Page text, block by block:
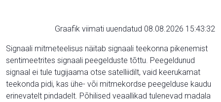
Graafik viimati uuendatud 08.08.2026 15:43:32
Signaali mitmeteelisus näitab signaali teekonna pikenemist
sentimeetrites signaali peegelduste tõttu. Peegeldunud
signaal ei tule tugijaama otse satelliidilt, vaid keerukamat
teekonda pidi, kas ühe- või mitmekordse peegelduse kaudu
erinevatelt pindadelt. Põhilised veaallikad tulenevad madala